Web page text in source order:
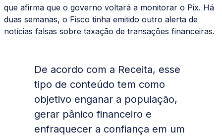
que afirma que o governo voltará a monitorar o Pix. Há
duas semanas, o Fisco tinha emitido outro alerta de
notícias falsas sobre taxação de transações financeiras.
De acordo com a Receita, esse
tipo de conteúdo tem como
objetivo enganar a população,
gerar pânico financeiro e
enfraquecer a confiança em um